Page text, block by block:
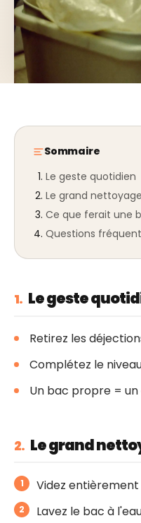
Sommaire
Le geste quotidien
Le grand nettoyage
Ce que ferait une
Questions
1. Le geste
Retirez les
Complétez le
Un bac propre = un
2. Le grand
Videz entièrement
Lavez le bac à